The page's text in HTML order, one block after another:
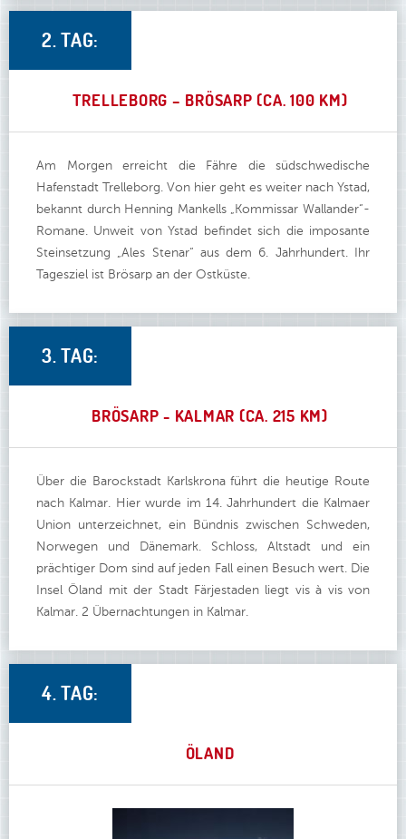
2. TAG:
TRELLEBORG – BRÖSARP (CA. 100 KM)
Am Morgen erreicht die Fähre die südschwedische
Hafenstadt Trelleborg. Von hier geht es weiter nach Ystad,
bekannt durch Henning Mankells „Kommissar Wallander“-
Romane. Unweit von Ystad befindet sich die imposante
Steinsetzung „Ales Stenar“ aus dem 6. Jahrhundert. Ihr
Tagesziel ist Brösarp an der Ostküste.
3. TAG:
BRÖSARP - KALMAR (CA. 215 KM)
Über die Barockstadt Karlskrona führt die heutige Route
nach Kalmar. Hier wurde im 14. Jahrhundert die Kalmaer
Union unterzeichnet, ein Bündnis zwischen Schweden,
Norwegen und Dänemark. Schloss, Altstadt und ein
prächtiger Dom sind auf jeden Fall einen Besuch wert. Die
Insel Öland mit der Stadt Färjestaden liegt vis à vis von
Kalmar. 2 Übernachtungen in Kalmar.
4. TAG:
ÖLAND